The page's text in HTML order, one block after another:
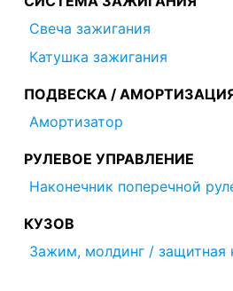
Свеча зажигания
Катушка зажигания
ПОДВЕСКА /
Амортизатор
РУЛЕВОЕ УПРАВЛЕНИЕ
Наконечник поперечной
КУЗОВ
Зажим, молдинг / защитная